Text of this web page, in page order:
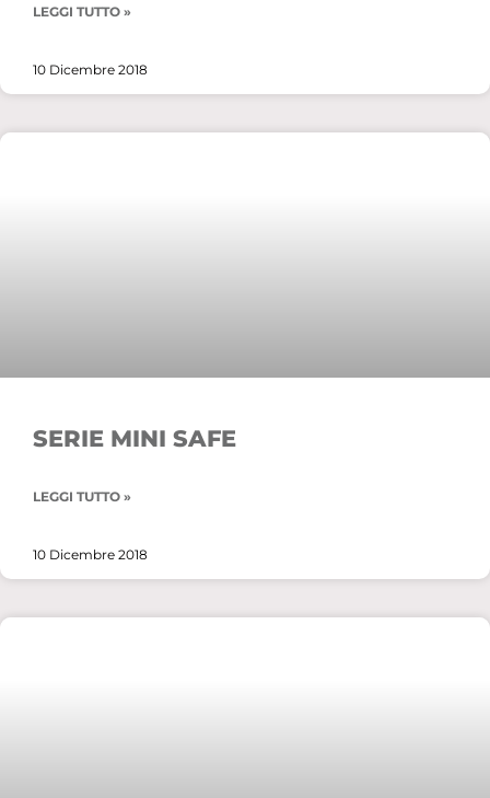
LEGGI TUTTO »
10 Dicembre 2018
SERIE MINI SAFE
LEGGI TUTTO »
10 Dicembre 2018